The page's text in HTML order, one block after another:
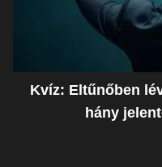
Kvíz: Eltűnőben
hány